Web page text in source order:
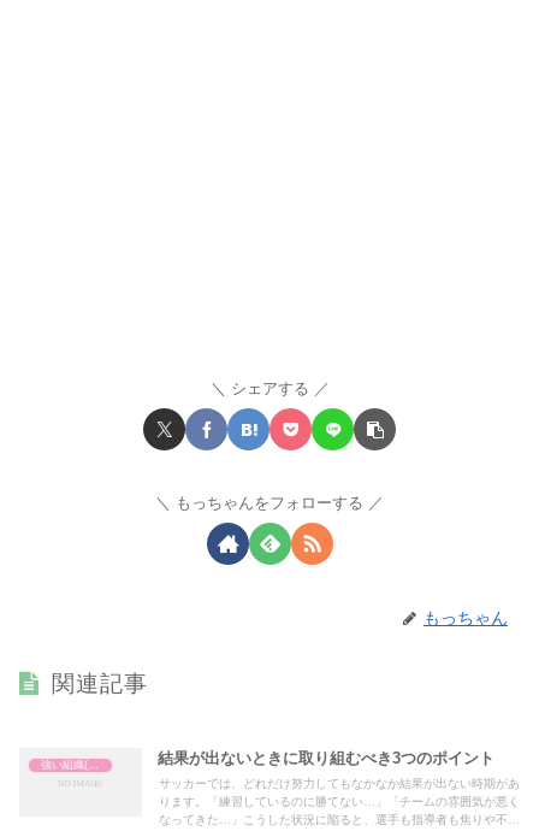
シェアする
もっちゃんをフォローする
もっちゃん
関連記事
結果が出ないときに取り組むべき3つのポイント
サッカーでは、どれだけ努力してもなかなか結果が出ない時期があ
ります。「練習しているのに勝てない…」「チームの雰囲気が悪く
なってきた…」こうした状況に陥ると、選手も指導者も焦りや不安